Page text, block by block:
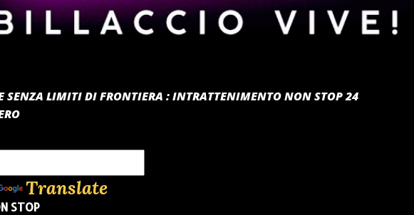
SENZA LIMITI DI FRONTIERA : INTRATTENIMENTO NON STOP 24
Translate
STOP